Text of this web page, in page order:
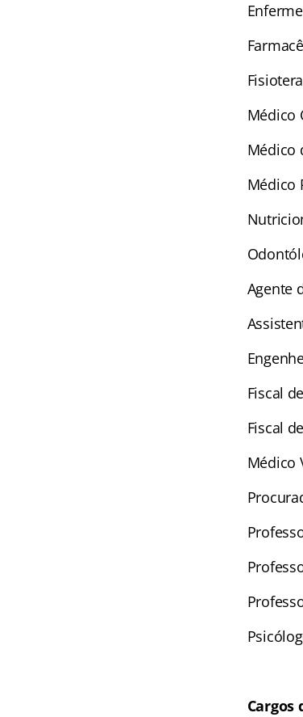
Médico
Médico
Médico
Agente
Fiscal
Fiscal
Médico
Cargos